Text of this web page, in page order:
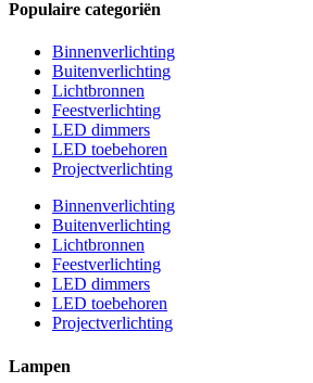
Populaire categoriën
Binnenverlichting
Buitenverlichting
Lichtbronnen
Feestverlichting
LED dimmers
LED toebehoren
Projectverlichting
Binnenverlichting
Buitenverlichting
Lichtbronnen
Feestverlichting
LED dimmers
LED toebehoren
Projectverlichting
Lampen